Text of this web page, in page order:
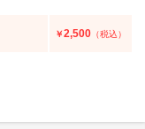
￥2,500 （税込）